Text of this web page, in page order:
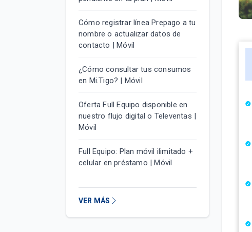
Cómo registrar línea Prepago a tu
nombre o actualizar datos de
contacto | Móvil
¿Cómo consultar tus consumos
en Mi.Tigo? | Móvil
Oferta Full Equipo disponible en
nuestro flujo digital o Televentas |
Móvil
Full Equipo: Plan móvil ilimitado +
celular en préstamo | Móvil
VER MÁS